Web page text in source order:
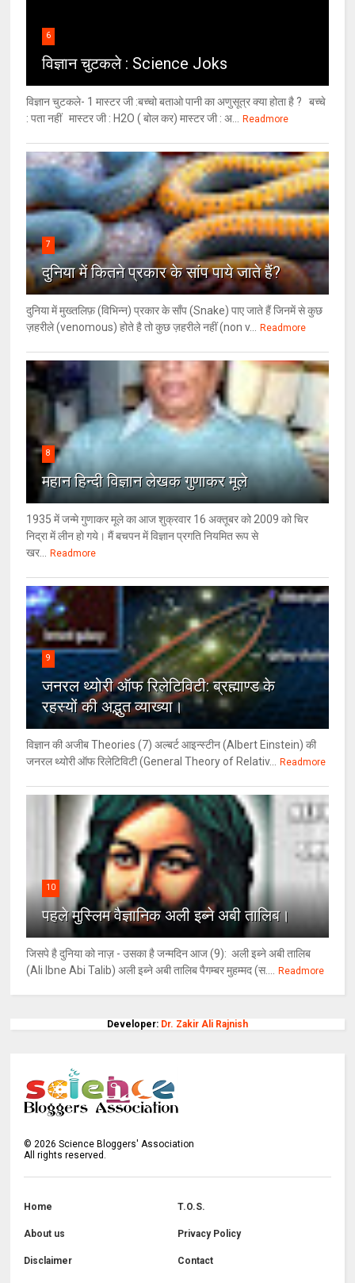
6
विज्ञान चुटकले : Science Joks
विज्ञान चुटकले- 1 मास्टर जी :बच्चो बताओ पानी का अणुसूत्र क्या होता है ? बच्चे
: पता नहीं मास्टर जी : H2O ( बोल कर) मास्टर जी : अ...
Readmore
7
दुनिया में कितने प्रकार के सांप पाये जाते हैं?
दुनिया में मुख्तलिफ़ (विभिन्न) प्रकार के साँप (Snake) पाए जाते हैं जिनमें से कुछ
ज़हरीले (venomous) होते है तो कुछ ज़हरीले नहीं (non v...
Readmore
8
महान हिन्दी विज्ञान लेखक गुणाकर मूले
1935 में जन्मे गुणाकर मूले का आज शुक्रवार 16 अक्तूबर को 2009 को चिर
निद्रा में लीन हो गये। मैं बचपन में विज्ञान प्रगति नियमित रूप से
खर...
Readmore
9
जनरल थ्‍योरी ऑफ रिलेटिविटी: ब्रह्माण्‍ड के
रहस्‍यों की अद्भुत व्‍याख्‍या।
विज्ञान की अजीब Theories (7) अल्‍बर्ट आइन्स्टीन (Albert Einstein) की
जनरल थ्योरी ऑफ रिलेटिविटी (General Theory of Relativ...
Readmore
10
पहले मुस्लिम वैज्ञानिक अली इब्ने अबी तालिब।
जिसपे है दुनिया को नाज़ - उसका है जन्मदिन आज (9): अली इब्ने अबी तालिब
(Ali Ibne Abi Talib) अली इब्ने अबी तालिब पैगम्बर मुहम्मद (स....
Readmore
Developer: Dr. Zakir Ali Rajnish
© 2026 Science Bloggers' Association
All rights reserved.
Home T.O.S.
About us Privacy Policy
Disclaimer Contact